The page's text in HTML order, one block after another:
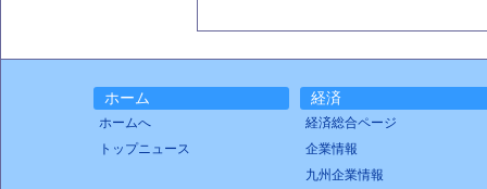
ホーム
ホームへ
トップニュース
経済
経済総合ページ
企業情報
九州企業情報